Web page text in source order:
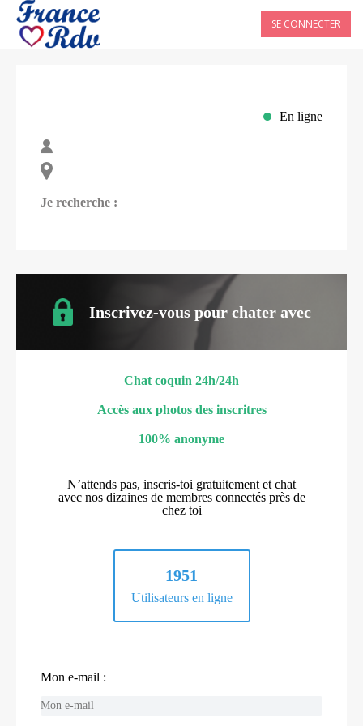
SE CONNECTER
En ligne
Je recherche :
Inscrivez-vous pour chater avec
Chat coquin 24h/24h
Accès aux photos des inscritres
100% anonyme
N’attends pas, inscris-toi gratuitement et chat
avec nos dizaines de membres connectés près de
chez toi
1951
Utilisateurs en ligne
Mon e-mail :